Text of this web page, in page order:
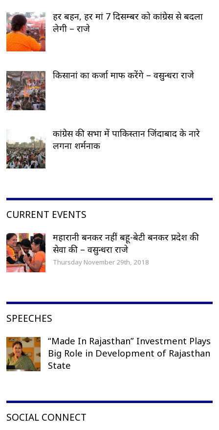
हर बहन, हर मां 7 दिसम्बर को कांग्रेस से बदला
लेगी – राजे
किसानां का कर्जा माफ करेंगे – वसुन्धरा राजे
कांग्रेस की सभा में पाकिस्तान जिंदाबाद के नारे
लगना शर्मनाक
CURRENT EVENTS
महारानी बनकर नहीं बहू-बेटी बनकर प्रदेश की
सेवा की – वसुन्धरा राजे
Thursday November 29th, 2018
SPEECHES
“Made In Rajasthan” Investment Plays
Big Role in Development of Rajasthan
State
SOCIAL CONNECT